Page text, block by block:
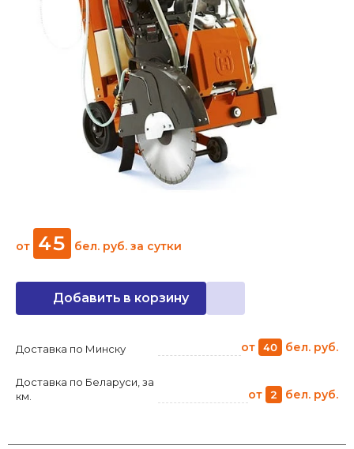
от 45 бел. руб. за сутки
Добавить в корзину
Доставка по Минску от 40 бел. руб.
Доставка по Беларуси, за
км.
от 2 бел. руб.